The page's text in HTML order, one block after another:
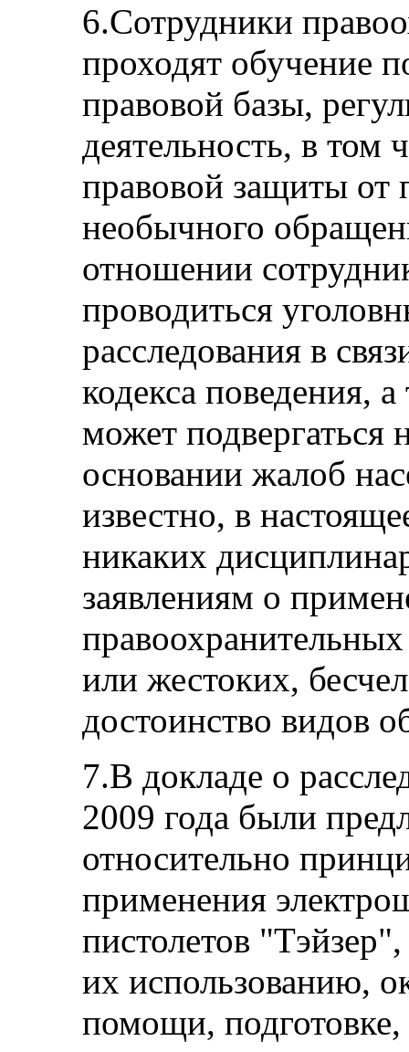
6.Сотрудники
проходят обучение
правовой базы,
деятельность, в том
правовой защиты от
необычного
отношении
проводиться
расследования в
кодекса поведения,
может подвергаться
основании жалоб
известно, в
никаких
заявлениям о
или жестоких,
достоинство видов
7.В докладе о
2009 года были
относительно
применения
пистолетов
их использованию,
помощи,